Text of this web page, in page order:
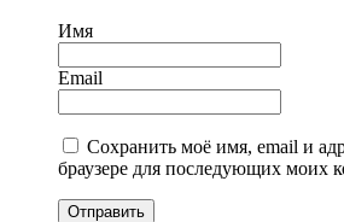
Имя
Email
Сохранить моё имя, email и
браузере для последующих моих
Отправить